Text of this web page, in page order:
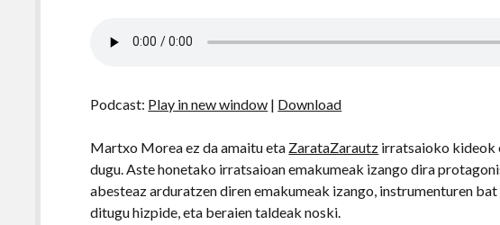
Podcast: Play in new window | Download
Martxo Morea ez da amaitu eta ZarataZarautz irratsaioko kideok
dugu. Aste honetako irratsaioan emakumeak izango dira
abesteaz arduratzen diren emakumeak izango, instrumenturen
ditugu hizpide, eta beraien taldeak noski.